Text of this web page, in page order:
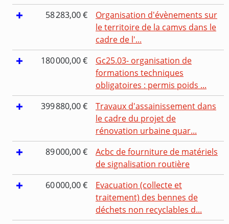
58 283,00 €
Organisation d'évènements sur
le territoire de la camvs dans le
cadre de l'...
180 000,00 €
Gc25.03- organisation de
formations techniques
obligatoires : permis poids ...
399 880,00 €
Travaux d'assainissement dans
le cadre du projet de
rénovation urbaine quar...
89 000,00 €
Acbc de fourniture de matériels
de signalisation routière
60 000,00 €
Evacuation (collecte et
traitement) des bennes de
déchets non recyclables d...